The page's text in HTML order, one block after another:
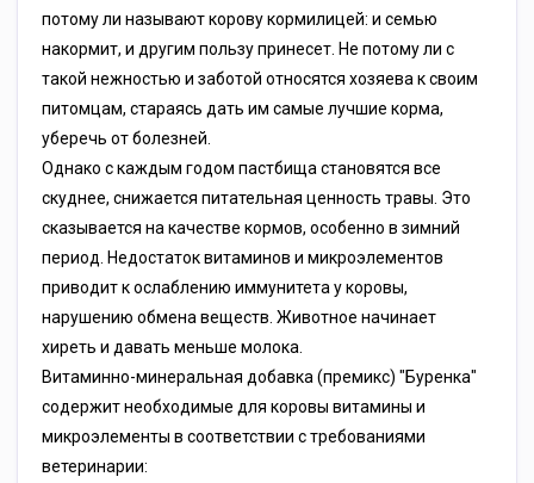
потому ли называют корову кормилицей: и семью
накормит, и другим пользу принесет. Не потому ли с
такой нежностью и заботой относятся хозяева к своим
питомцам, стараясь дать им самые лучшие корма,
уберечь от болезней.
Однако с каждым годом пастбища становятся все
скуднее, снижается питательная ценность травы. Это
сказывается на качестве кормов, особенно в зимний
период. Недостаток витаминов и микроэлементов
приводит к ослаблению иммунитета у коровы,
нарушению обмена веществ. Животное начинает
хиреть и давать меньше молока.
Витаминно-минеральная добавка (премикс) "Буренка"
содержит необходимые для коровы витамины и
микроэлементы в соответствии с требованиями
ветеринарии: